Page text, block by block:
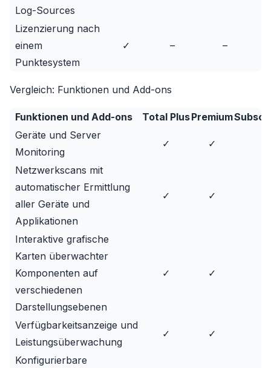
Log-Sources
Lizenzierung nach
einem
Punktesystem
✓ – –
Vergleich: Funktionen und Add-ons
Funktionen und Add-ons Total PlusPremium
Geräte und Server
Monitoring
✓ ✓
Netzwerkscans mit
automatischer Ermittlung
aller Geräte und
Applikationen
✓ ✓
Interaktive grafische
Karten überwachter
Komponenten auf
verschiedenen
Darstellungsebenen
✓ ✓
Verfügbarkeitsanzeige und
Leistungsüberwachung
✓ ✓
Konfigurierbare